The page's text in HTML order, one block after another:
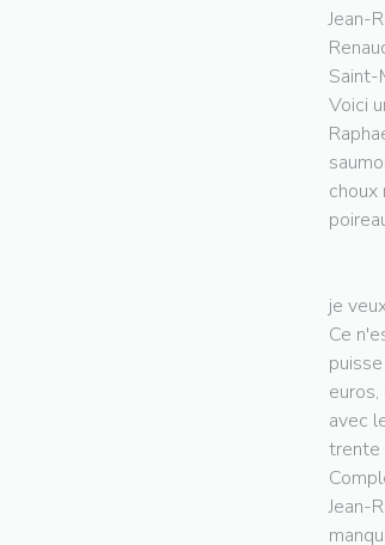
Jean-
Saint-
Voici
choux
je
Ce
avec
trente
Jean-